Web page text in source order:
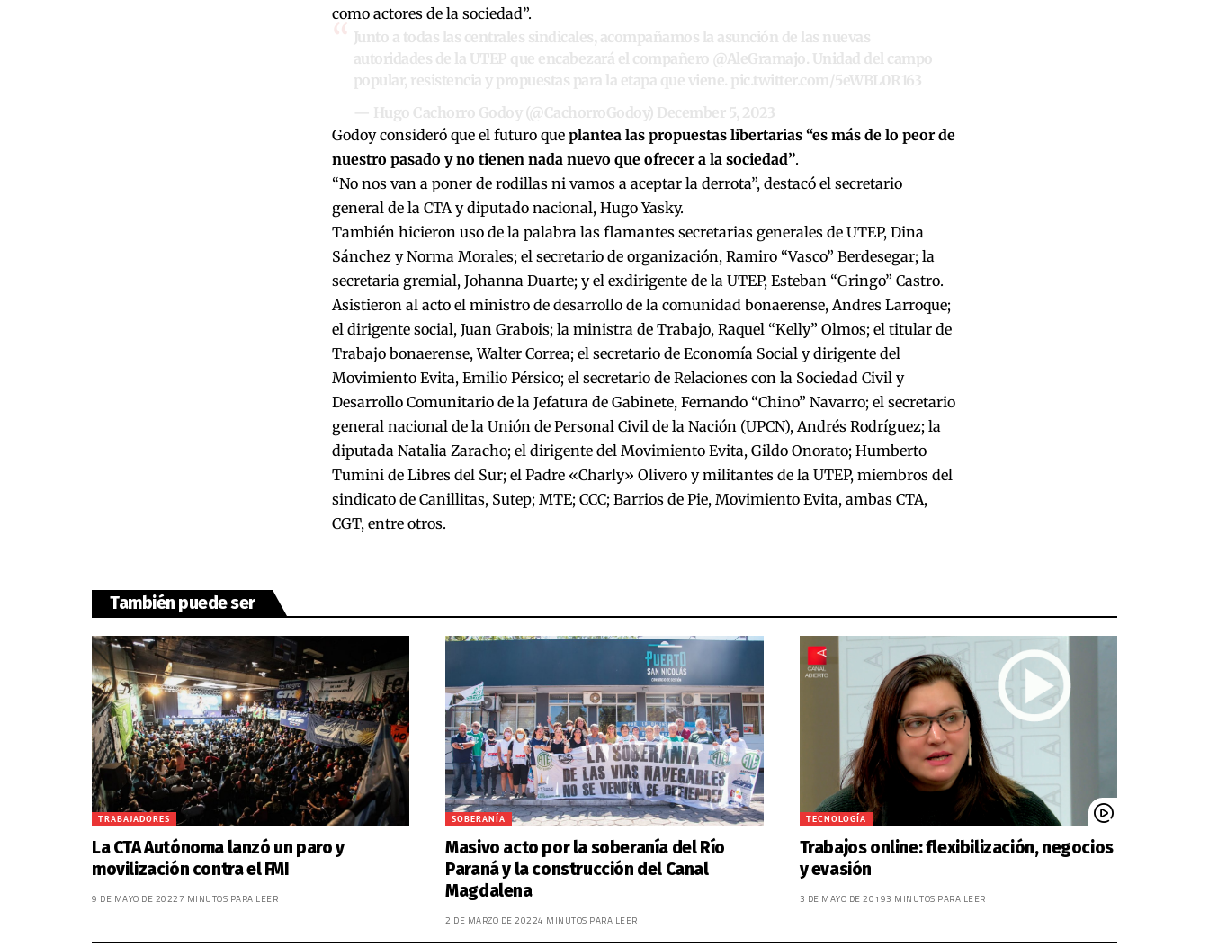
como actores de la sociedad”.
Junto a todas las centrales sindicales, acompañamos la asunción de las nuevas
autoridades de la UTEP que encabezará el compañero @AleGramajo. Unidad del campo
popular, resistencia y propuestas para la etapa que viene. pic.twitter.com/5eWBL0R163
— Hugo Cachorro Godoy (@CachorroGodoy) December 5, 2023
Godoy consideró que el futuro queplantea las propuestas libertarias “es más de lo peor de
nuestro pasado y no tienen nada nuevo que ofrecer a la sociedad”.
“No nos van a poner de rodillas ni vamos a aceptar la derrota”, destacó el secretario
general de la CTA y diputado nacional, Hugo Yasky.
También hicieron uso de la palabra las flamantes secretarias generales de UTEP, Dina
Sánchez y Norma Morales; el secretario de organización, Ramiro “Vasco” Berdesegar; la
secretaria gremial, Johanna Duarte; y el exdirigente de la UTEP, Esteban “Gringo” Castro.
Asistieron al acto el ministro de desarrollo de la comunidad bonaerense, Andres Larroque;
el dirigente social, Juan Grabois; la ministra de Trabajo, Raquel “Kelly” Olmos; el titular de
Trabajo bonaerense, Walter Correa; el secretario de Economía Social y dirigente del
Movimiento Evita, Emilio Pérsico; el secretario de Relaciones con la Sociedad Civil y
Desarrollo Comunitario de la Jefatura de Gabinete, Fernando “Chino” Navarro; el secretario
general nacional de la Unión de Personal Civil de la Nación (UPCN), Andrés Rodríguez; la
diputada Natalia Zaracho; el dirigente del Movimiento Evita, Gildo Onorato; Humberto
Tumini de Libres del Sur; el Padre «Charly» Olivero y militantes de la UTEP, miembros del
sindicato de Canillitas, Sutep; MTE; CCC; Barrios de Pie, Movimiento Evita, ambas CTA,
CGT, entre otros.
También puede ser
TRABAJADORES
La CTA Autónoma lanzó un paro y
movilización contra el FMI
9 DE MAYO DE 20227 MINUTOS PARA LEER
SOBERANÍA
Masivo acto por la soberanía del Río
Paraná y la construcción del Canal
Magdalena
2 DE MARZO DE 20224 MINUTOS PARA LEER
TECNOLOGÍA
Trabajos online: flexibilización, negocios
y evasión
3 DE MAYO DE 20193 MINUTOS PARA LEER